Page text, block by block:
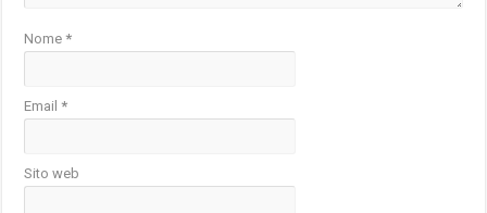
Nome*
Email*
Sito web